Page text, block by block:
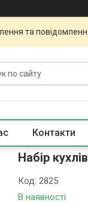
та
Контакти
Набір
В наявності
Код:2825